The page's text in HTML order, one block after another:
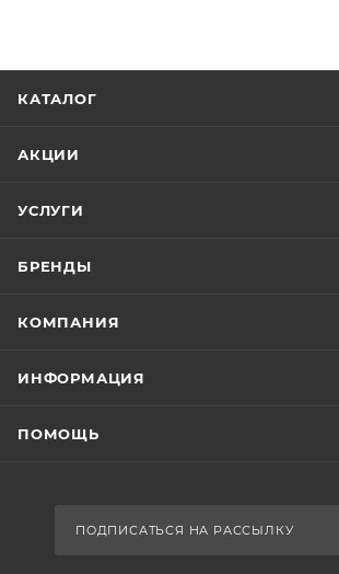
КАТАЛОГ
АКЦИИ
УСЛУГИ
БРЕНДЫ
КОМПАНИЯ
ИНФОРМАЦИЯ
ПОМОЩЬ
ПОДПИСАТЬСЯ НА РАССЫЛКУ